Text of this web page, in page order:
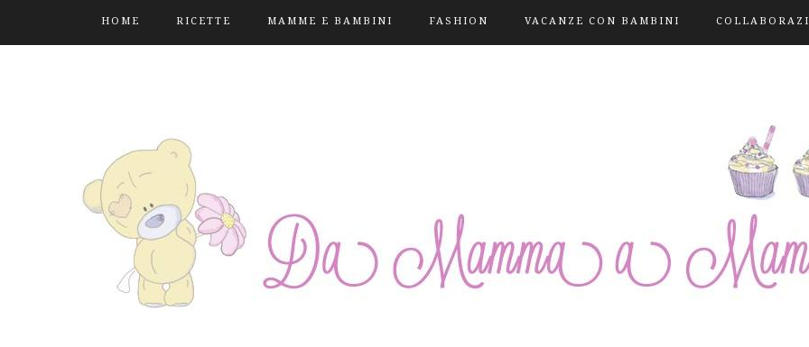
HOME RICETTE MAMME E BAMBINI FASHION VACANZE CON BAMBINI